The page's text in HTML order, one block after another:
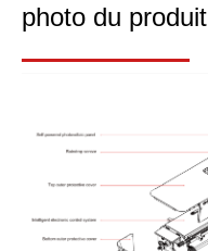
photo du produit